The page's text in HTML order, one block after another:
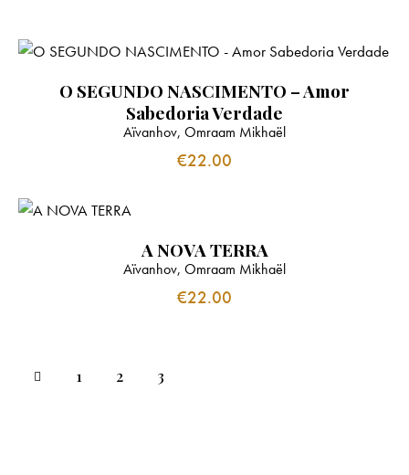
O SEGUNDO NASCIMENTO – Amor
Sabedoria Verdade
Aïvanhov, Omraam Mikhaël
€22.00
A NOVA TERRA
Aïvanhov, Omraam Mikhaël
€22.00
1 2 3